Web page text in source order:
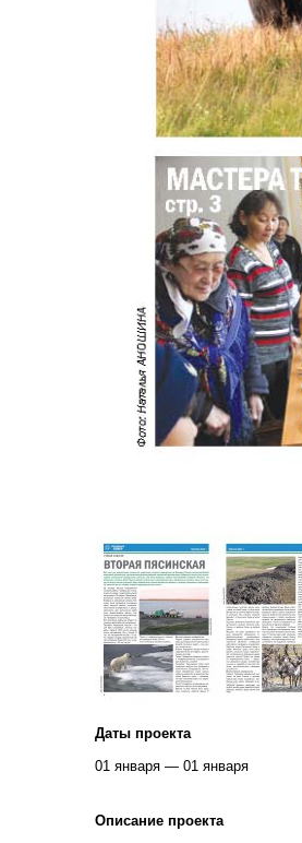
Даты проекта
01 января — 01 января
Описание проекта